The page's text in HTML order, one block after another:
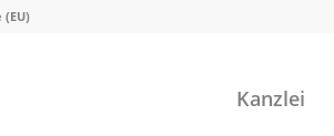
Kanzlei